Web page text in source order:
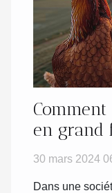
en grand
30 mars 2024
Dans une